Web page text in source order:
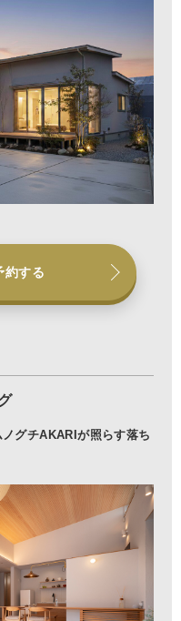
約する
グチAKARIが照らす落ち